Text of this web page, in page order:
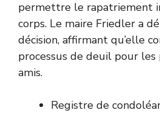
permettre le rapatriement
corps. Le maire Friedler a
décision, affirmant qu’elle
processus de deuil pour les
amis.
Registre de